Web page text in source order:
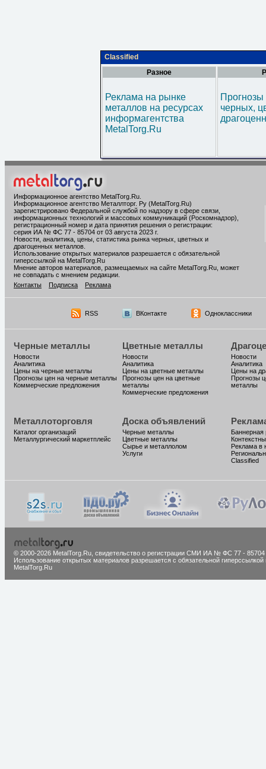
Classified
Разное
Реклама на рынке
металлов на ресурсах
информагентства
MetalTorg.Ru
черных,
Информационное агентство MetalTorg.Ru
Информационное агентство Металлторг. Ру (MetalTorg.Ru)
зарегистрировано Федеральной службой по надзору в сфере связи,
информационных технологий и массовых коммуникаций (Роскомнадзор),
регистрационный номер и дата принятия решения о регистрации:
серия ИА № ФС 77 - 85704 от 03 августа 2023 г.
Новости, аналитика, цены, статистика рынка черных, цветных и
драгоценных металлов.
Использование открытых материалов разрешается с обязательной
гиперссылкой на MetalTorg.Ru
Мнение авторов материалов, размещаемых на сайте MetalTorg.Ru, может
не совпадать с мнением редакции.
Контакты
Подписка Реклама
RSS ВКонтакте Одноклассники
Черные металлы
Новости
Аналитика
Цены на черные металлы
Прогнозы цен на черные металлы
Коммерческие предложения
Цветные металлы
Новости
Аналитика
Цены на цветные металлы
Прогнозы цен на цветные
металлы
Коммерческие предложения
Новости
Аналитика
Цены на
Прогнозы
металлы
Металлоторговля
Каталог организаций
Металлургический маркетплейс
Доска объявлений
Черные металлы
Цветные металлы
Сырье и металлолом
Услуги
Баннерная
Реклама в
Classified
© 2000-2026 MetalTorg.Ru, cвидетельство о регистрации СМИ ИА № ФС 77 - 85704
Использование открытых материалов разрешается с обязательной гиперссылкой
MetalTorg.Ru